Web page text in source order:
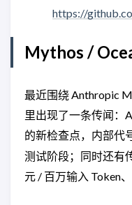
https://
Mythos /
最近围绕 Anthropic
里出现了一条传闻：
的新检查点，内部代
测试阶段；同时还有
元 / 百万输入 Token